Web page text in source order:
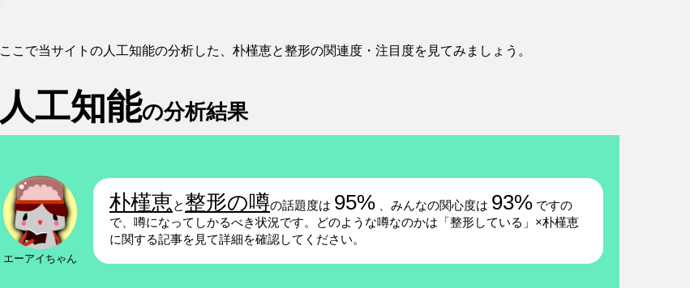
ここで当サイトの人工知能の分析した、朴槿恵と整形の関連度・注目度を見てみましょう。
人工知能の分析結果
エーアイちゃん
朴槿恵と 整形の噂の話題度は 95% 、みんなの関心度は 93% ですの
で、噂になってしかるべき状況です。どのような噂なのかは「整形している」×朴槿恵
に関する記事を見て詳細を確認してください。